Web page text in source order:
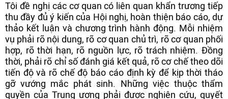
Tôi đề nghị các cơ quan có liên quan khẩn trương tiếp
thu đầy đủ ý kiến của Hội nghị, hoàn thiện báo cáo, dự
thảo kết luận và chương trình hành động. Mỗi nhiệm
vụ phải rõ nội dung, rõ cơ quan chủ trì, rõ cơ quan phối
hợp, rõ thời hạn, rõ nguồn lực, rõ trách nhiệm. Đồng
thời, phải rõ chỉ số đánh giá kết quả, rõ cơ chế theo dõi
tiến độ và rõ chế độ báo cáo định kỳ để kịp thời tháo
gỡ vướng mắc phát sinh. Những việc thuộc thẩm
quyền của Trung ương phải được nghiên cứu, quyết